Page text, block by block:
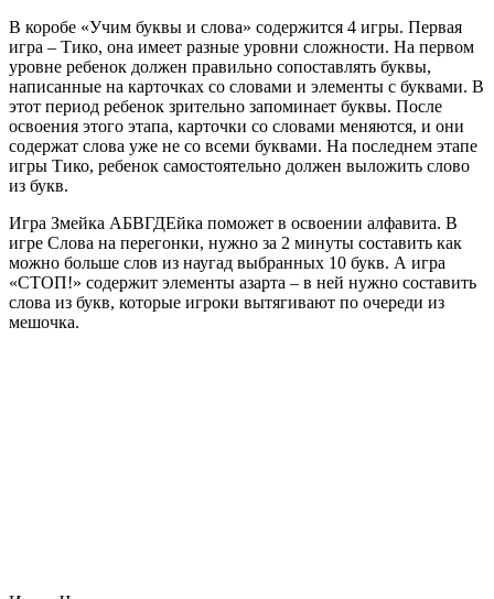
В коробе «Учим буквы и слова» содержится 4 игры. Первая
игра – Тико, она имеет разные уровни сложности. На первом
уровне ребенок должен правильно сопоставлять буквы,
написанные на карточках со словами и элементы с буквами. В
этот период ребенок зрительно запоминает буквы. После
освоения этого этапа, карточки со словами меняются, и они
содержат слова уже не со всеми буквами. На последнем этапе
игры Тико, ребенок самостоятельно должен выложить слово
из букв.
Игра Змейка АБВГДЕйка поможет в освоении алфавита. В
игре Слова на перегонки, нужно за 2 минуты составить как
можно больше слов из наугад выбранных 10 букв. А игра
«СТОП!» содержит элементы азарта – в ней нужно составить
слова из букв, которые игроки вытягивают по очереди из
мешочка.